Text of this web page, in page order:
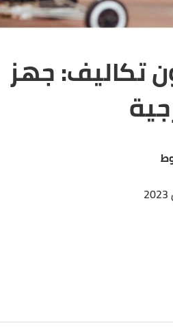
تكاليف: جهز